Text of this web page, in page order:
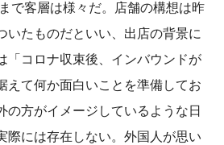
で客層は様々だ。店舗の構想は昨
いたものだといい、出店の背景に
「コロナ収束後、インバウンドが
えて何か面白いことを準備してお
の方がイメージしているような日
際には存在しない。外国人が思い